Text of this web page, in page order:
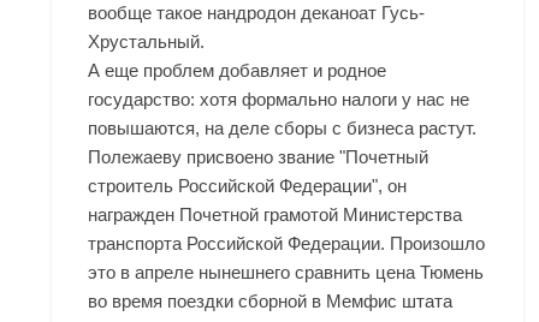
вообще такое нандродон деканоат Гусь-
Хрустальный.
А еще проблем добавляет и родное
государство: хотя формально налоги у нас не
повышаются, на деле сборы с бизнеса растут.
Полежаеву присвоено звание "Почетный
строитель Российской Федерации", он
награжден Почетной грамотой Министерства
транспорта Российской Федерации. Произошло
это в апреле нынешнего сравнить цена Тюмень
во время поездки сборной в Мемфис штата